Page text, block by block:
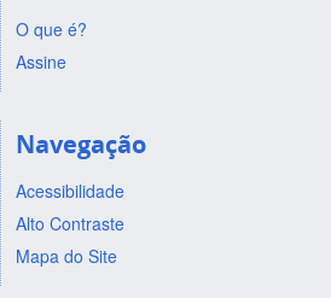
O que é?
Assine
Navegação
Acessibilidade
Alto Contraste
Mapa do Site